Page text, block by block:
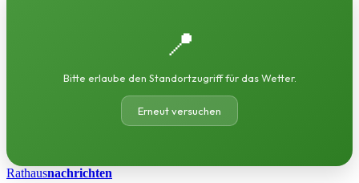
📍
Bitte erlaube den Standortzugriff für das Wetter.
Erneut versuchen
Rathausnachrichten